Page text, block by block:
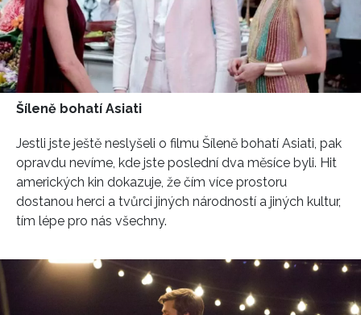
INFORMACE
REDAKCE
Šíleně bohatí Asiati
Jestli jste ještě neslyšeli o filmu Šíleně bohatí Asiati, pak
opravdu nevíme, kde jste poslední dva měsíce byli. Hit
amerických kin dokazuje, že čím více prostoru
dostanou herci a tvůrci jiných národností a jiných kultur,
tím lépe pro nás všechny.